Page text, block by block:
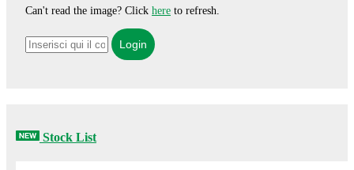
Can't read the image? Click here to refresh.
Stock List